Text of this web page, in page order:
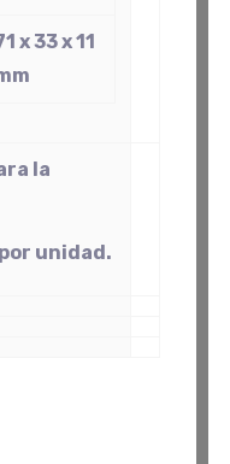
x 33 x 11
la
unidad.